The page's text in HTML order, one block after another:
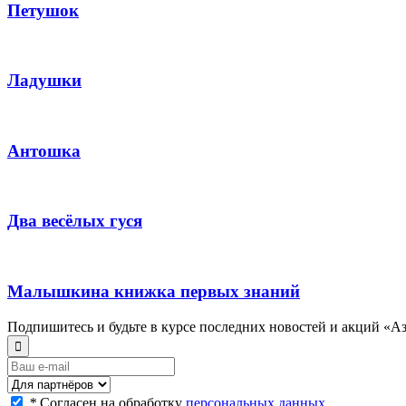
Петушок
Ладушки
Антошка
Два весёлых гуся
Малышкина книжка первых знаний
Подпишитесь и будьте в курсе последних новостей и акций
* Согласен на обработку персональных данных